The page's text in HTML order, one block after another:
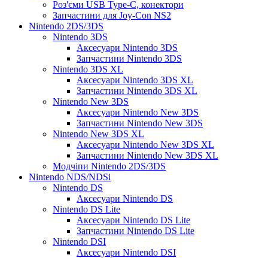
Роз'єми USB Type-C, конектори
Запчастини для Joy-Con NS2
Nintendo 2DS/3DS
Nintendo 3DS
Аксесуари Nintendo 3DS
Запчастини Nintendo 3DS
Nintendo 3DS XL
Аксесуари Nintendo 3DS XL
Запчастини Nintendo 3DS XL
Nintendo New 3DS
Аксесуари Nintendo New 3DS
Запчастини Nintendo New 3DS
Nintendo New 3DS XL
Аксесуари Nintendo New 3DS XL
Запчастини Nintendo New 3DS XL
Модчіпи Nintendo 2DS/3DS
Nintendo NDS/NDSi
Nintendo DS
Аксесуари Nintendo DS
Nintendo DS Lite
Аксесуари Nintendo DS Lite
Запчастини Nintendo DS Lite
Nintendo DSI
Аксесуари Nintendo DSI